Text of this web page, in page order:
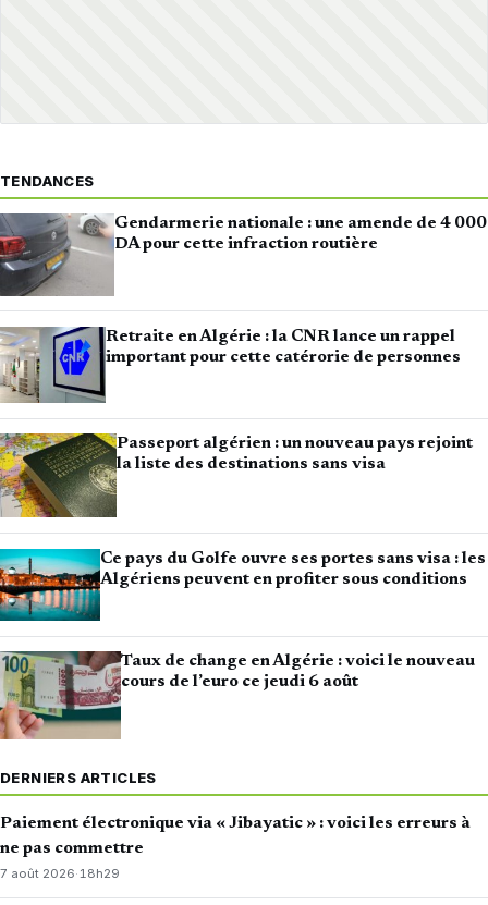
TENDANCES
Gendarmerie nationale : une amende de 4 000
DA pour cette infraction routière
Retraite en Algérie : la CNR lance un rappel
important pour cette catérorie de personnes
Passeport algérien : un nouveau pays rejoint
la liste des destinations sans visa
Ce pays du Golfe ouvre ses portes sans visa : les
Algériens peuvent en profiter sous conditions
Taux de change en Algérie : voici le nouveau
cours de l’euro ce jeudi 6 août
DERNIERS ARTICLES
Paiement électronique via « Jibayatic » : voici les erreurs à
ne pas commettre
7 août 2026·18h29